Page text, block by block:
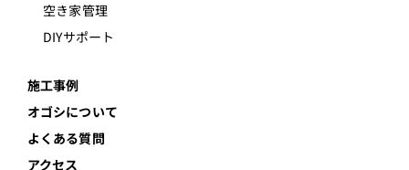
空き家管理
DIYサポート
施工事例
オゴシについて
よくある質問
アクセス